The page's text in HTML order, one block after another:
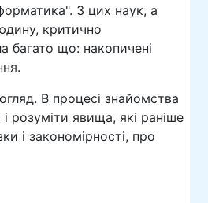
З цих наук, а
критично
багато що: накопичені
В процесі знайомства
розуміти явища, які раніше
і закономірності, про